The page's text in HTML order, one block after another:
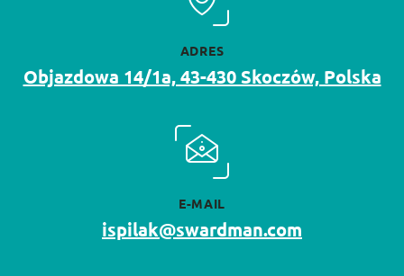
ADRES
Objazdowa 14/1a, 43-430 Skoczów, Polska
E-MAIL
ispilak@swardman.com